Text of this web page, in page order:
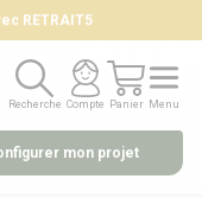
RETRAIT5
Recherche
Recherche
Compte
Compte
Panier
Panier
Menu
Menu
mon projet